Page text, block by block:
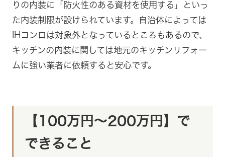
りの内装に「防火性のある資材を使用する」といっ
た内装制限が設けられています。自治体によっては
IHコンロは対象外となっているところもあるので、
キッチンの内装に関しては地元のキッチンリフォー
ムに強い業者に依頼すると安心です。
【100万円～200万円】で
できること